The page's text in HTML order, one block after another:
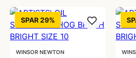
SPAR 29%
WINSOR NEWTON